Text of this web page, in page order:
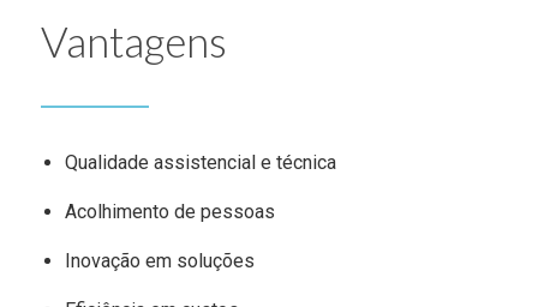
Vantagens
Qualidade assistencial e técnica
Acolhimento de pessoas
Inovação em soluções